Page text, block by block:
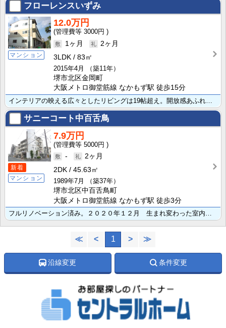
フローレンスいずみ
マンション
12.0万円
3000円
1ヶ月
2ヶ月
3LDK
83㎡
2015年4月
（築11年）
堺市北区金岡町
大阪メトロ御堂筋線 なかもず駅 徒歩15分
サニーコート中百舌鳥
新着
マンション
7.9万円
5000円
-
2ヶ月
2DK
45.63㎡
1989年7月
（築37年）
堺市北区中百舌鳥町
大阪メトロ御堂筋線 なかもず駅 徒歩3分
フルリノベーション済み。２０２０年１２月 生まれ変わった室内を是非御見学下さい。店舗・事務所仕様相談･･･
≪ < 1 > ≫
沿線変更 条件変更